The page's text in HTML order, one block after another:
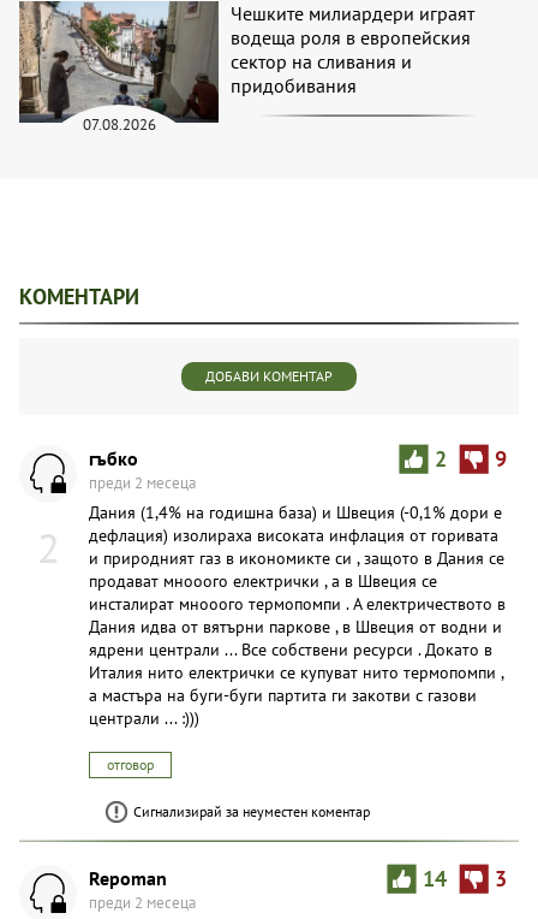
07.08.2026
Чешките милиардери играят
водеща роля в европейския
сектор на сливания и
придобивания
КОМЕНТАРИ
ДОБАВИ КОМЕНТАР
2
2 9
гъбко
преди 2 месеца
Дания (1,4% на годишна база) и Швеция (-0,1% дори е
дефлация) изолираха високата инфлация от горивата
и природният газ в икономикте си , защото в Дания се
продават мнооого електрички , а в Швеция се
инсталират мнооого термопомпи . А електричеството в
Дания идва от вятърни паркове , в Швеция от водни и
ядрени централи ... Все собствени ресурси . Докато в
Италия нито електрички се купуват нито термопомпи ,
а мастъра на буги-буги партита ги закотви с газови
централи ... :)))
отговор
Сигнализирай за неуместен коментар
14 3
Repoman
преди 2 месеца